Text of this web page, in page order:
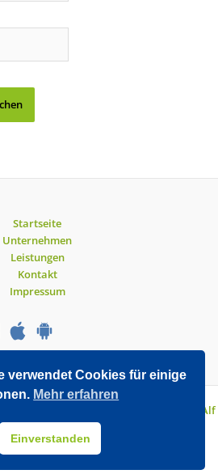
Startseite
Unternehmen
Leistungen
Kontakt
Impressum
GmbH | Entwickelt mit WordPress von
Alf
Drollinger
verwendet Cookies für einige
Mehr erfahren
Einverstanden